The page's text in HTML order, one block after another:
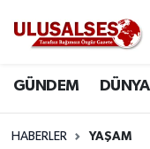
GÜNDEM DÜNYA
HABERLER YAŞAM
DÜNYA
Trafik Durumu